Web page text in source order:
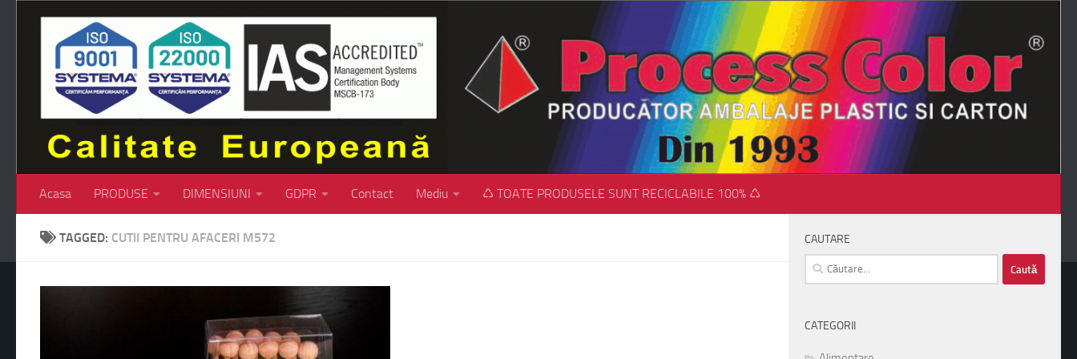
Skip to content
Acasa PRODUSE DIMENSIUNI GDPR Contact Mediu ♺ TOATE PRODUSELE SUNT RECICLABILE 100% ♺
TAGGED: CUTII PENTRU AFACERI M572 CAUTARE
Caută
după:
CATEGORII